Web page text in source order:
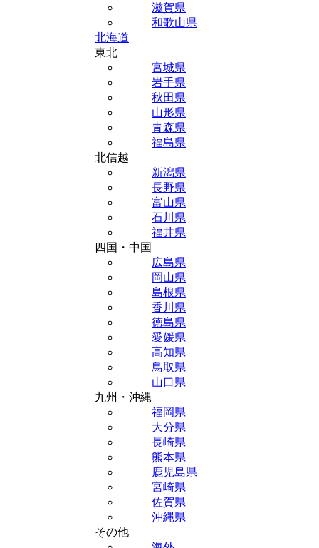
滋賀県
和歌山県
北海道
東北
宮城県
岩手県
秋田県
山形県
青森県
福島県
北信越
新潟県
長野県
富山県
石川県
福井県
四国・中国
広島県
岡山県
島根県
香川県
徳島県
愛媛県
高知県
鳥取県
山口県
九州・沖縄
福岡県
大分県
長崎県
熊本県
鹿児島県
宮崎県
佐賀県
沖縄県
その他